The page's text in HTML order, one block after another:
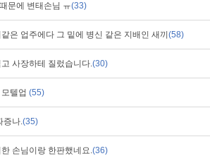
문에 변태손님 ㅠ(33)
은 업주에다 그 밑에 병신 같은 지배인 새끼 (58)
사장하테 질렀습니다.(30)
텔업 (55)
증나.(35)
손님이랑 한판했네요.(36)